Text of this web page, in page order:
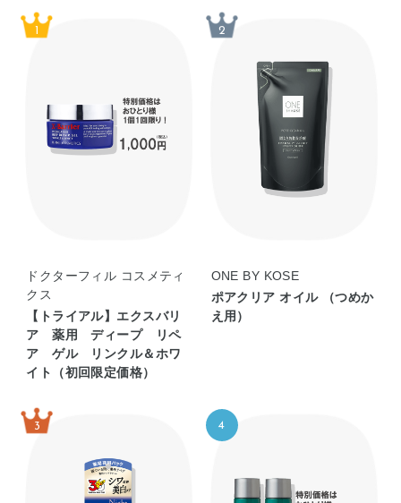
ドクターフィル コスメティ
クス
【トライアル】エクスバリ
ア 薬用 ディープ リペ
ア ゲル リンクル＆ホワ
イト（初回限定価格）
ONE BY KOSE
ポアクリア オイル （つめか
え用）